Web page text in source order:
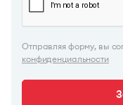
Отправляя форму, вы
конфиденциальности